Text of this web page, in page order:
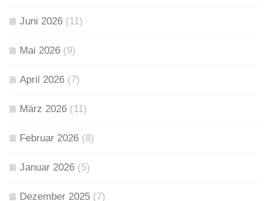
Juni 2026 (11)
Mai 2026 (9)
April 2026 (7)
März 2026 (11)
Februar 2026 (8)
Januar 2026 (5)
Dezember 2025 (7)